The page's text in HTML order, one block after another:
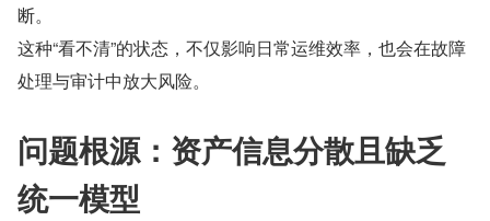
断。
这种“看不清”的状态，不仅影响日常运维效率，也会在故障
处理与审计中放大风险。
问题根源：资产信息分散且缺乏
统一模型